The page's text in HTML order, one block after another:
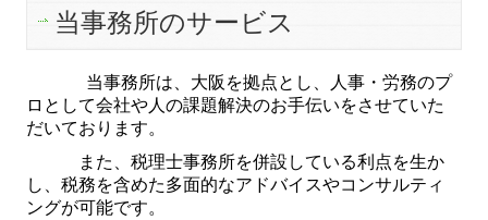
当事務所のサービス
当事務所は、大阪を拠点とし、人事・労務のプ
ロとして会社や人の課題解決のお手伝いをさせていた
だいております。
また、税理士事務所を併設している利点を生か
し、税務を含めた多面的なアドバイスやコ ンサルティ
ングが可能です。